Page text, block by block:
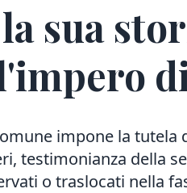
la sua
impone la tutela
testimonianza della
o traslocati nella